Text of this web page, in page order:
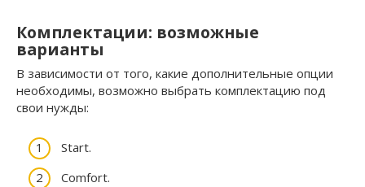
Комплектации: возможные
варианты
В зависимости от того, какие дополнительные опции
необходимы, возможно выбрать комплектацию под
свои нужды:
Start.
Comfort.